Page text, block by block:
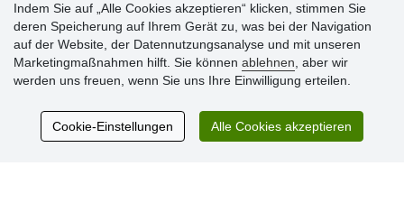
Kundenbewertung
Sehr schöne Ware zu günstigen Preisen. Sehr
Indem Sie auf „Alle Cookies akzeptieren“ klicken, stimmen Sie
deren Speicherung auf Ihrem Gerät zu, was bei der Navigation
auf der Website, der Datennutzungsanalyse und mit unseren
Marketingmaßnahmen hilft. Sie können ablehnen , aber wir
werden uns freuen, wenn Sie uns Ihre Einwilligung erteilen.
Cookie-Einstellungen Alle Cookies akzeptieren